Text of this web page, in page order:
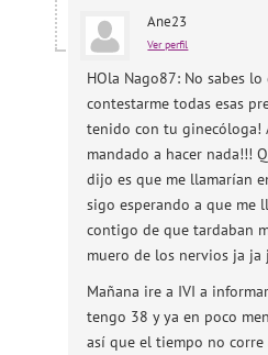
Ane23
Ver perfil
HOla Nago87: No sabes
contestarme todas esas
tenido con tu ginecóloga!
mandado a hacer nada!!!
dijo es que me llamarían
sigo esperando a que me
contigo de que tardaban
muero de los nervios ja ja
Mañana ire a IVI a
tengo 38 y ya en poco
así que el tiempo no